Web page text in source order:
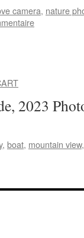
camera, nature
2023
, boat, mountain view